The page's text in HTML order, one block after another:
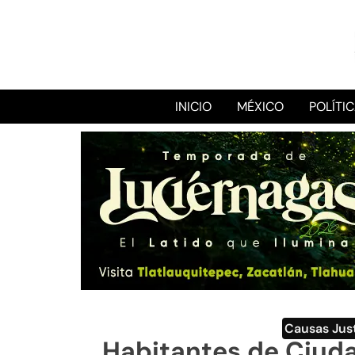
INICIO MÉXICO
Causas